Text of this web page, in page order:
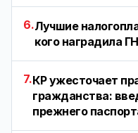
6.Лучшие
кого наградила
7.КР ужесточает
гражданства:
прежнего